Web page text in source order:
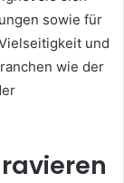
sowie für
und
wie der